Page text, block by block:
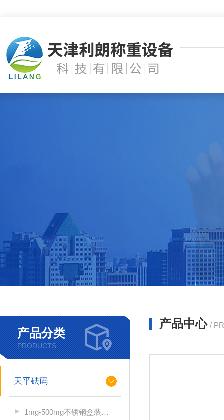
产品分类
PRODUCTS
天平砝码
1mg-500mg不锈钢盒装砝码
产品中心 /